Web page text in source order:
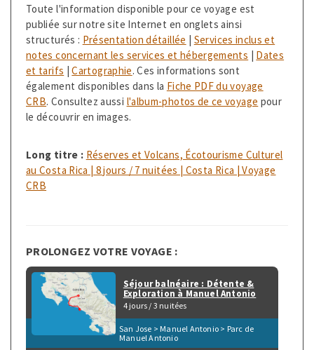
Toute l'information disponible pour ce voyage est
publiée sur notre site Internet en onglets ainsi
structurés : Présentation détaillée | Services inclus et
notes concernant les services et hébergements | Dates
et tarifs |Cartographie. Ces informations sont
également disponibles dans la Fiche PDF du voyage
CRB. Consultez aussi l'album-photos de ce voyage pour
le découvrir en images.
Long titre : Réserves et Volcans, Écotourisme Culturel
au Costa Rica | 8 jours / 7 nuitées | Costa Rica | Voyage
CRB
PROLONGEZ VOTRE VOYAGE :
Séjour balnéaire : Détente &
Exploration à Manuel Antonio
4 jours / 3 nuitées
San Jose > Manuel Antonio > Parc de
Manuel Antonio